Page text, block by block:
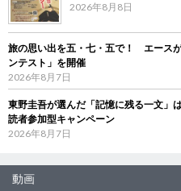
2026年8月8日
旅の思い出を五・七・五で！ エース
ンテスト」を開催
2026年8月7日
東野圭吾が選んだ「記憶に残る一文
読者参加型キャンペーン
2026年8月7日
動画